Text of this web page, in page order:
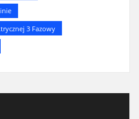
3 Fazowy